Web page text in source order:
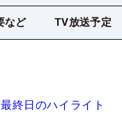
など TV放送予定
終日のハイライト